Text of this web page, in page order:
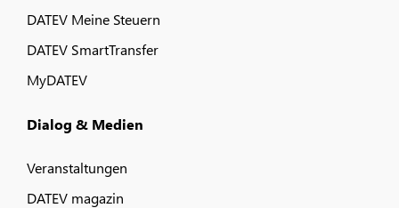
DATEV Meine Steuern
DATEV SmartTransfer
MyDATEV
Dialog & Medien
Veranstaltungen
DATEV magazin